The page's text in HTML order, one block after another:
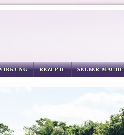
REZEPTE SELBER